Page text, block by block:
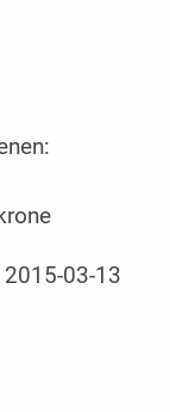
03-13